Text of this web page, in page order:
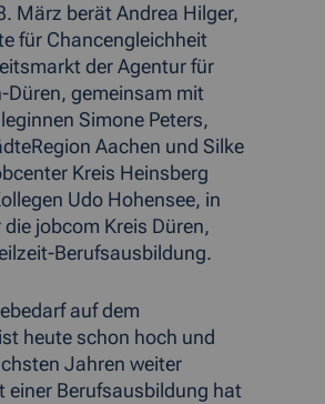
März berät Andrea Hilger,
für Chancengleichheit
der Agentur für
Düren, gemeinsam mit
Simone Peters,
Aachen und Silke
Kreis Heinsberg
Udo Hohensee, in
jobcom Kreis Düren,
Berufsausbildung.
auf dem
heute schon hoch und
Jahren weiter
einer Berufsausbildung hat